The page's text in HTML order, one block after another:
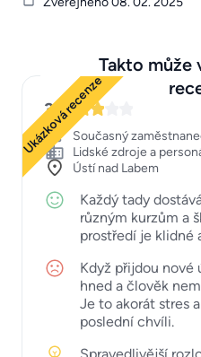
Takto může
Ukázková recenze
3
Současný
Lidské zdroje a
Ústí nad Labem
Každý tady
různým kurzům a
prostředí je klidné
Když přijdou nové
hned a člověk
Je to akorát stres
poslední chvíli.
Spravedlivější